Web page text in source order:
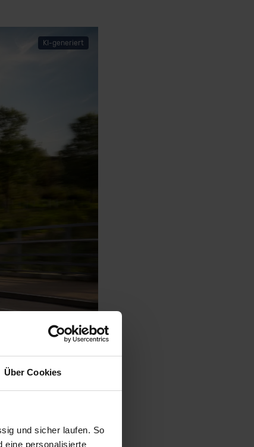
Über Cookies
und sicher laufen. So
eine personalisierte
KI-generiert